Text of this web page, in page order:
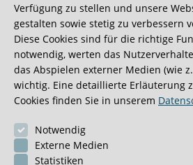
aber dieser ist doch sehr
0:40 Minuten
Verfügung zu stellen und unsere
gestalten sowie stetig zu verbessern
Diese Cookies sind für die richtige
notwendig, werten das
das Abspielen externer Medien (wie
wichtig. Eine detaillierte Erläuterung
Cookies finden Sie in unserem
Notwendig
Externe Medien
Statistiken